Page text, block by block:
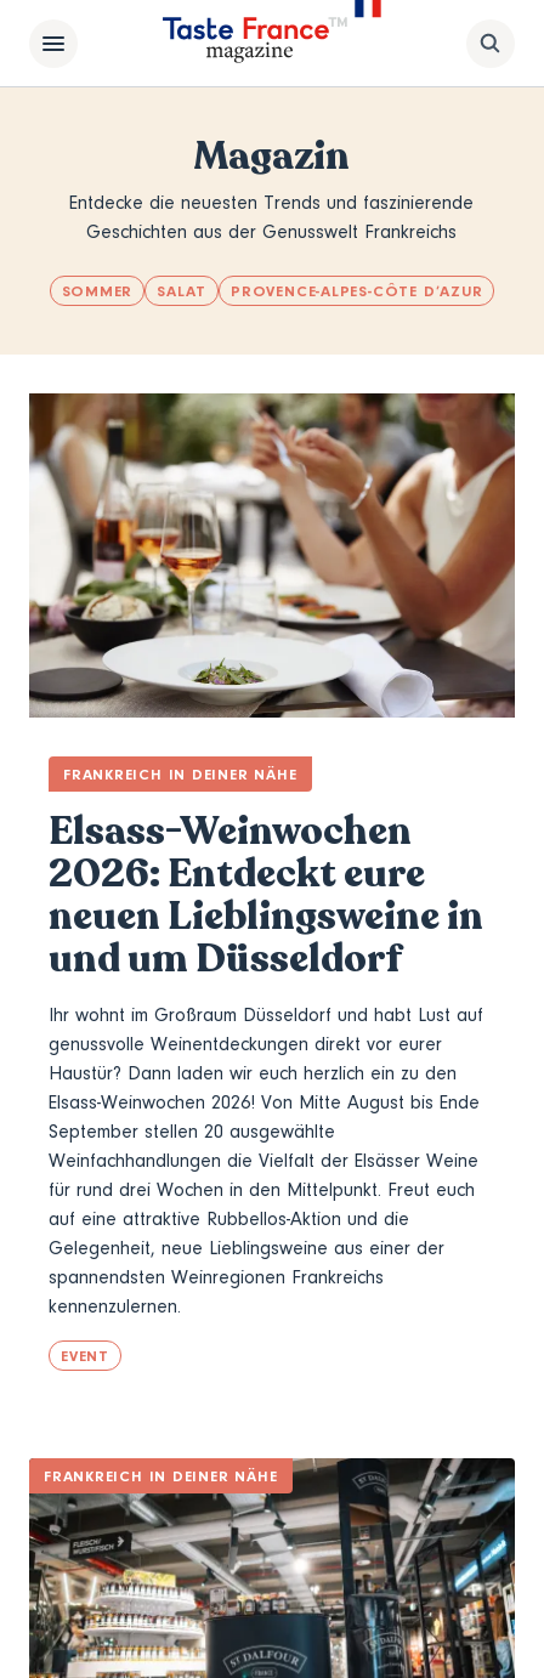
Magazin
Entdecke die neuesten Trends und faszinierende
Geschichten aus der Genusswelt Frankreichs
SOMMER SALAT PROVENCE-ALPES-CÔTE D’AZUR
FRANKREICH IN DEINER NÄHE
Elsass-Weinwochen
2026: Entdeckt eure
neuen Lieblingsweine in
und um Düsseldorf
Ihr wohnt im Großraum Düsseldorf und habt Lust auf
genussvolle Weinentdeckungen direkt vor eurer
Haustür? Dann laden wir euch herzlich ein zu den
Elsass-Weinwochen 2026! Von Mitte August bis Ende
September stellen 20 ausgewählte
Weinfachhandlungen die Vielfalt der Elsässer Weine
für rund drei Wochen in den Mittelpunkt. Freut euch
auf eine attraktive Rubbellos-Aktion und die
Gelegenheit, neue Lieblingsweine aus einer der
spannendsten Weinregionen Frankreichs
kennenzulernen.
EVENT
FRANKREICH IN DEINER NÄHE